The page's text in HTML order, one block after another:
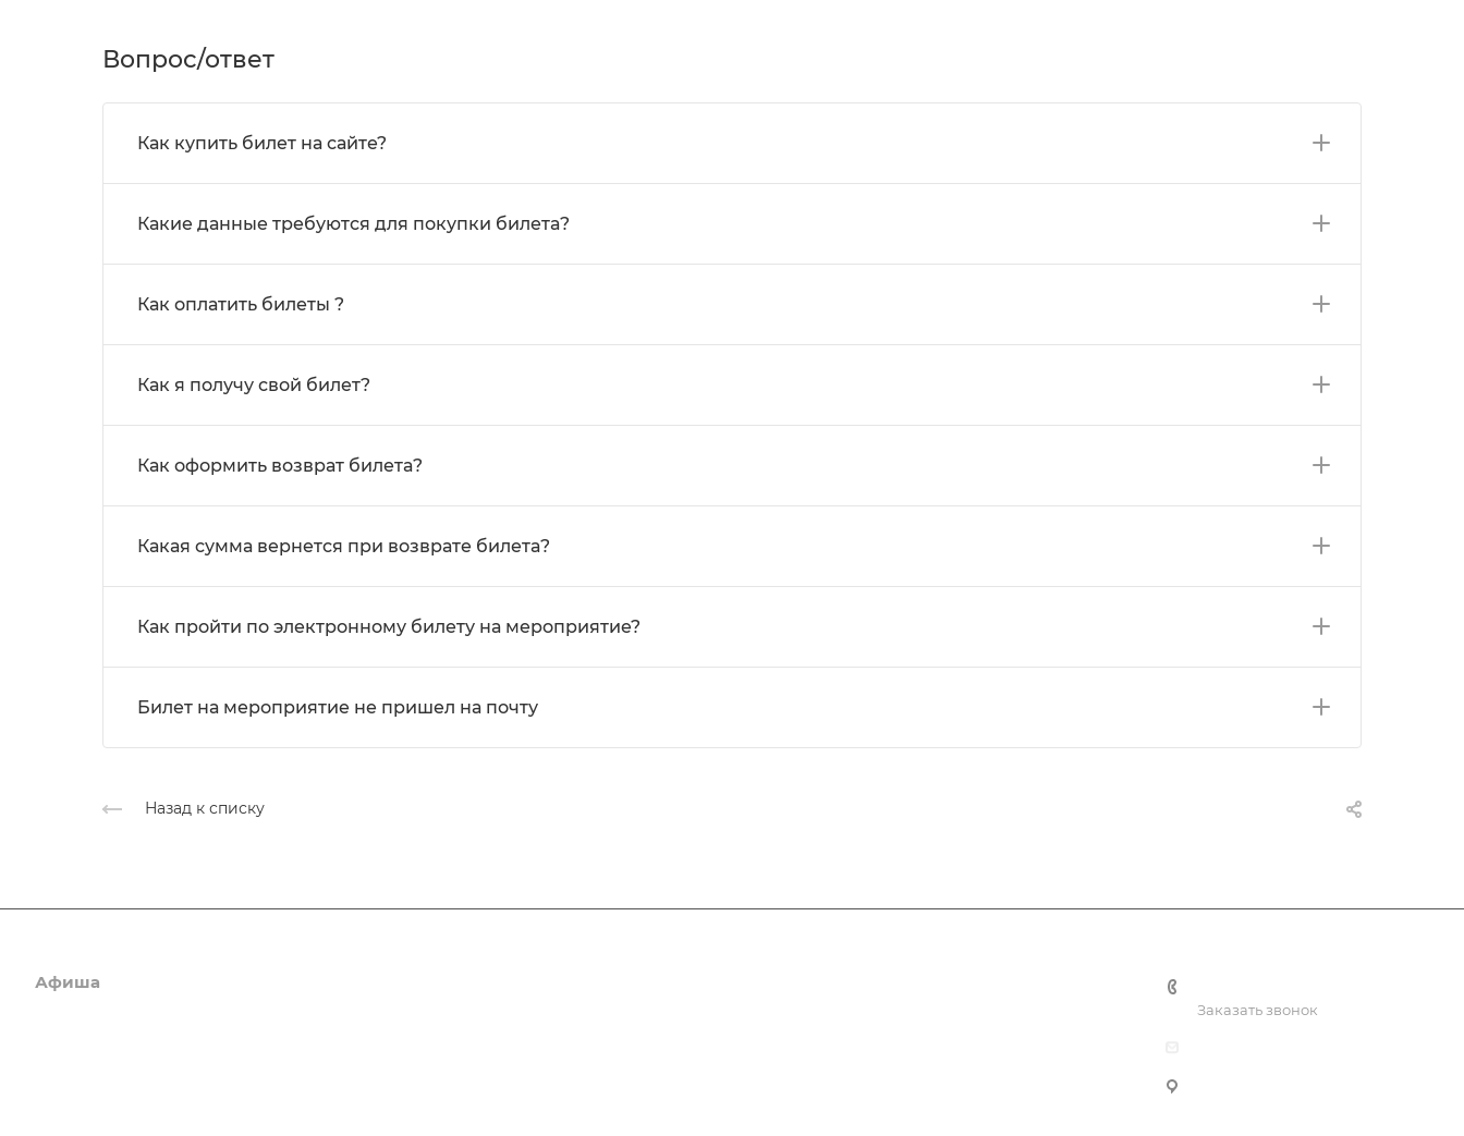
Вопрос/ответ
Как купить билет на сайте?
Какие данные требуются для покупки билета?
Как оплатить билеты ?
Как я получу свой билет?
Как оформить возврат билета?
Какая сумма вернется при возврате билета?
Как пройти по электронному билету на мероприятие?
Билет на мероприятие не пришел на почту
Назад к списку
Афиша
Заказать звонок